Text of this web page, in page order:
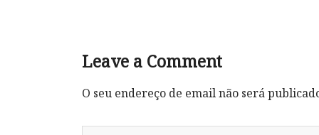
Leave a Comment
O seu endereço de email não será